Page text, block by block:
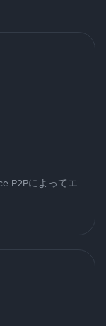
P2Pによってエ